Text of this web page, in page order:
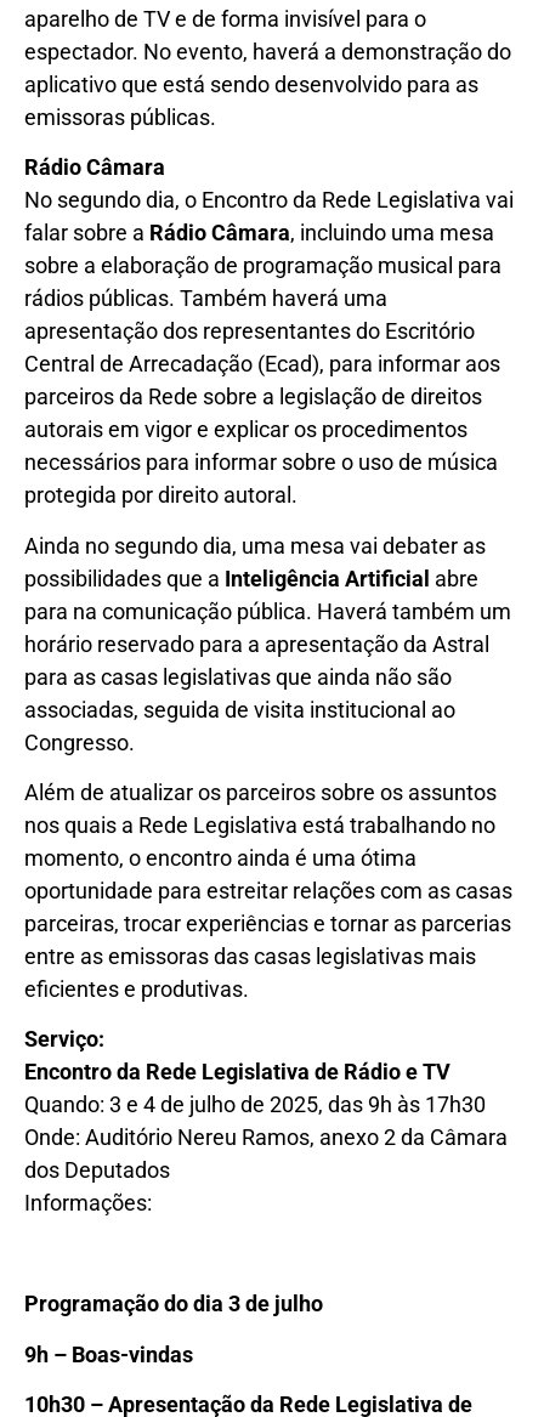
aparelho de TV e de forma invisível para o
espectador. No evento, haverá a demonstração do
aplicativo que está sendo desenvolvido para as
emissoras públicas.
Rádio Câmara
No segundo dia, o Encontro da Rede Legislativa vai
falar sobre a Rádio Câmara, incluindo uma mesa
sobre a elaboração de programação musical para
rádios públicas. Também haverá uma
apresentação dos representantes do Escritório
Central de Arrecadação (Ecad), para informar aos
parceiros da Rede sobre a legislação de direitos
autorais em vigor e explicar os procedimentos
necessários para informar sobre o uso de música
protegida por direito autoral.
Ainda no segundo dia, uma mesa vai debater as
possibilidades que a Inteligência Artificial abre
para na comunicação pública. Haverá também um
horário reservado para a apresentação da Astral
para as casas legislativas que ainda não são
associadas, seguida de visita institucional ao
Congresso.
Além de atualizar os parceiros sobre os assuntos
nos quais a Rede Legislativa está trabalhando no
momento, o encontro ainda é uma ótima
oportunidade para estreitar relações com as casas
parceiras, trocar experiências e tornar as parcerias
entre as emissoras das casas legislativas mais
eficientes e produtivas.
Serviço:
Encontro da Rede Legislativa de Rádio e TV
Quando: 3 e 4 de julho de 2025, das 9h às 17h30
Onde: Auditório Nereu Ramos, anexo 2 da Câmara
dos Deputados
Informações:
Programação do dia 3 de julho
9h – Boas-vindas
10h30 – Apresentação da Rede Legislativa de